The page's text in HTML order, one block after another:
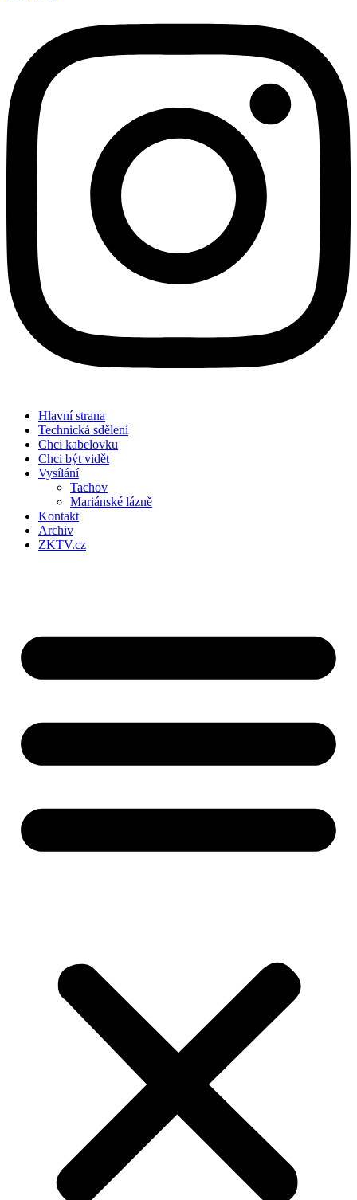
Hlavní strana
Technická sdělení
Chci kabelovku
Chci být vidět
Vysílání
Tachov
Mariánské lázně
Kontakt
Archiv
ZKTV.cz